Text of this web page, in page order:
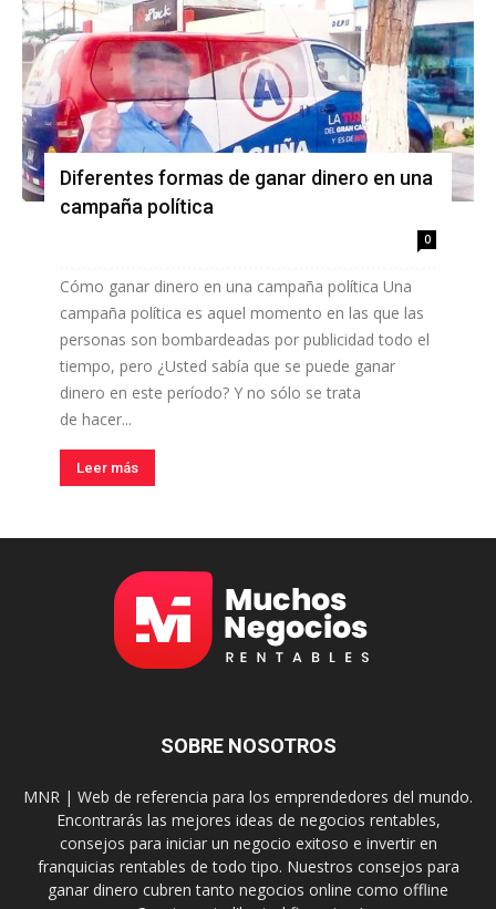
Diferentes formas de ganar dinero en una
campaña política
0
Cómo ganar dinero en una campaña política Una
campaña política es aquel momento en las que las
personas son bombardeadas por publicidad todo el
tiempo, pero ¿Usted sabía que se puede ganar
dinero en este período? Y no sólo se trata
de hacer...
Leer más
SOBRE NOSOTROS
MNR | Web de referencia para los emprendedores del mundo.
Encontrarás las mejores ideas de negocios rentables,
consejos para iniciar un negocio exitoso e invertir en
franquicias rentables de todo tipo. Nuestros consejos para
ganar dinero cubren tanto negocios online como offline